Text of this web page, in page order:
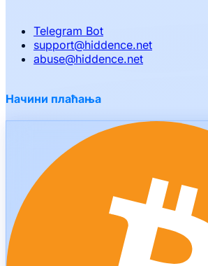
Telegram Bot
support@hiddence.net
abuse@hiddence.net
Начини плаћања